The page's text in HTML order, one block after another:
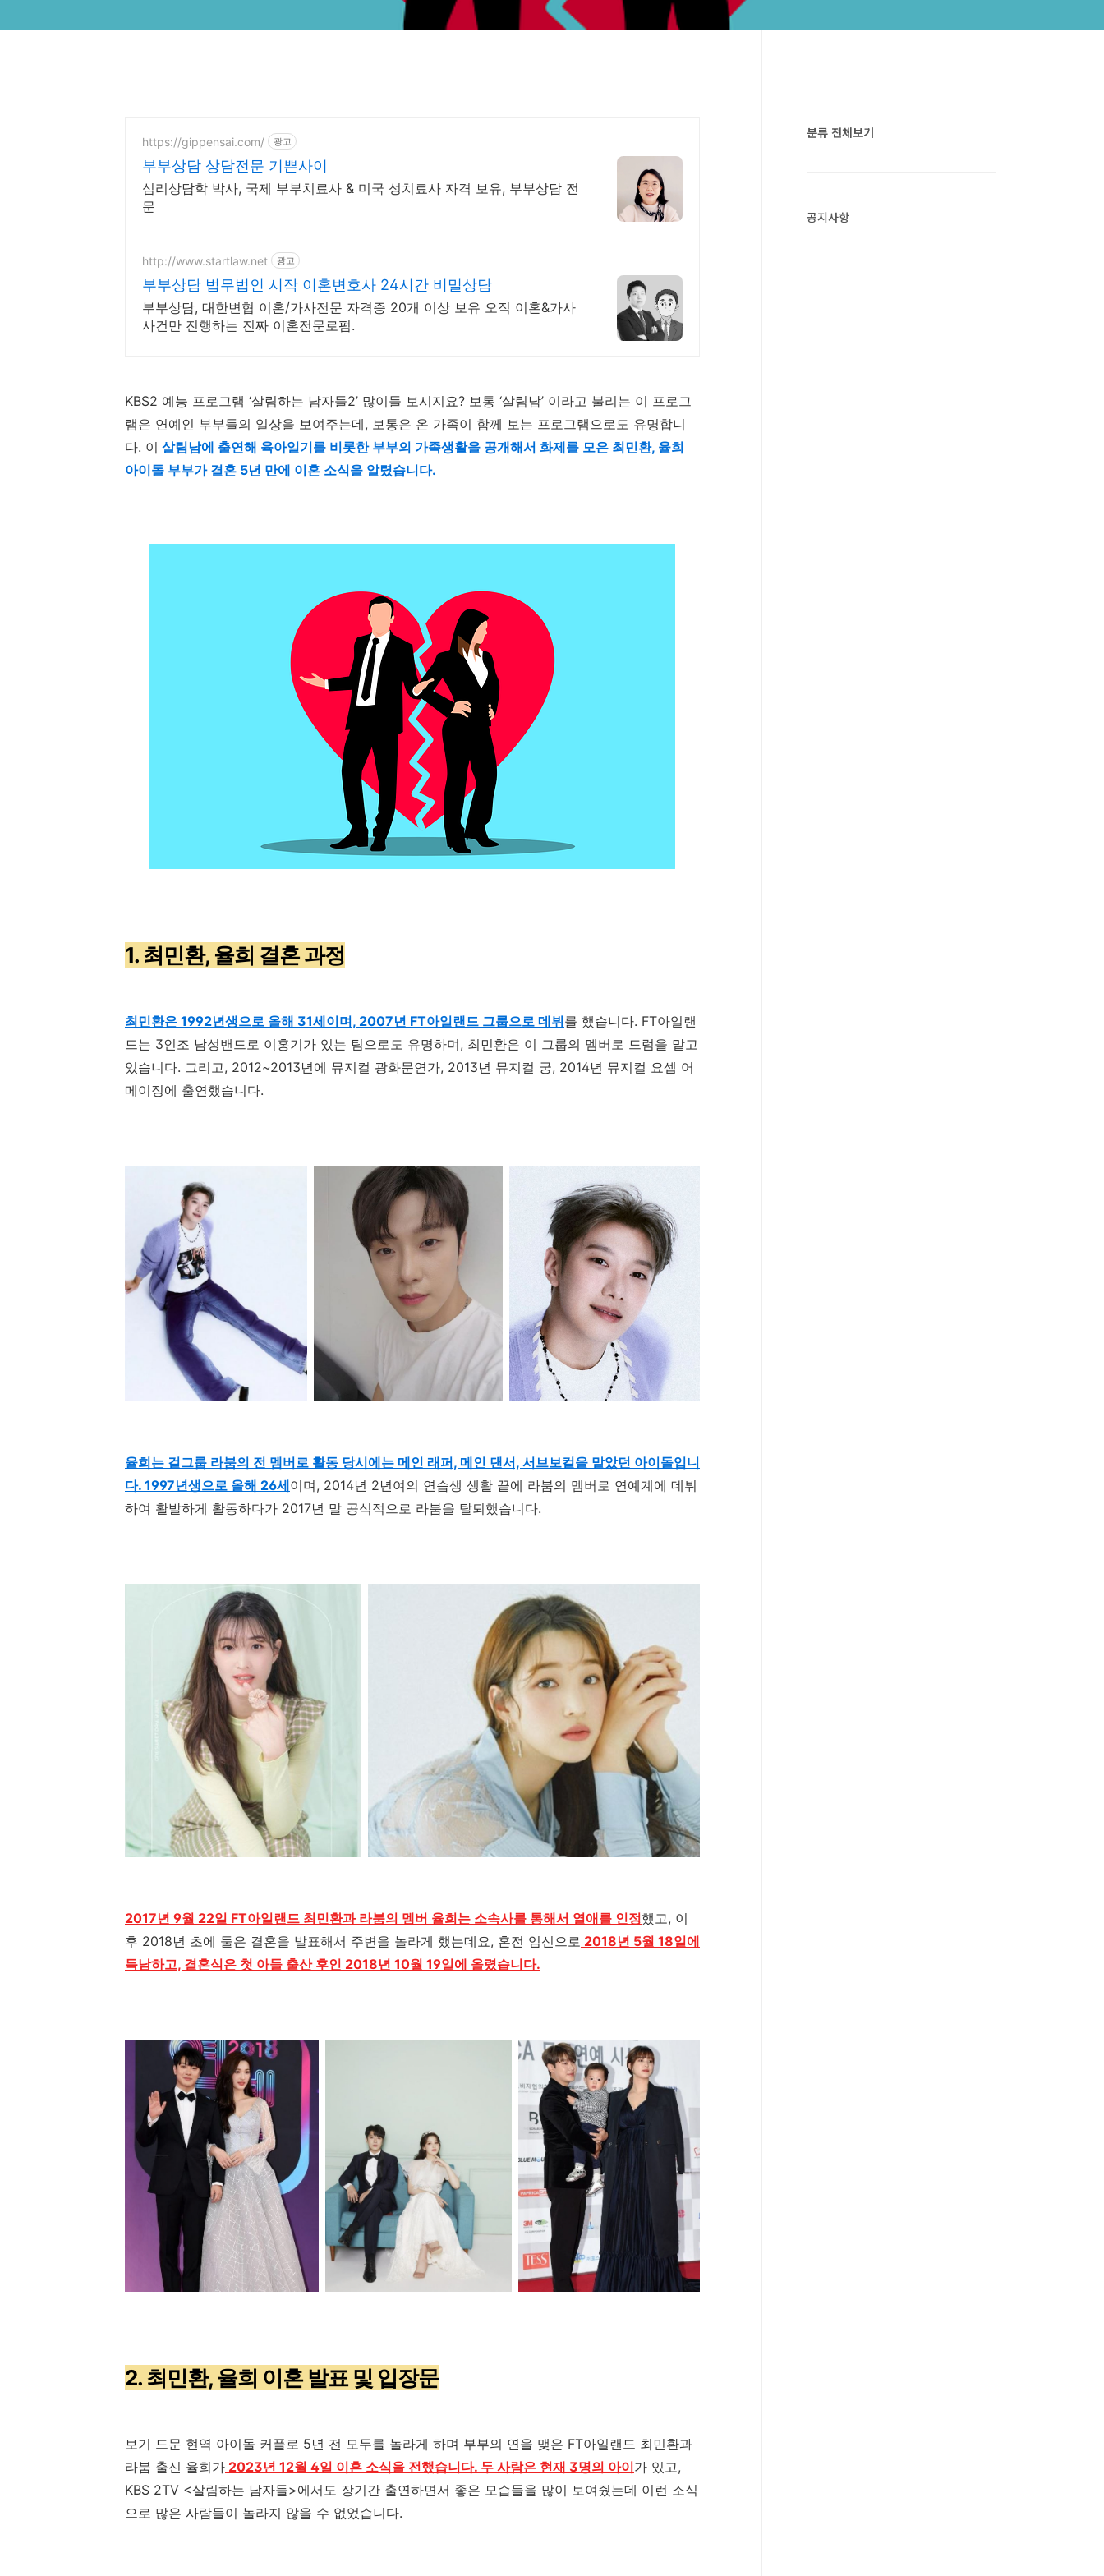
https://gippensai.com/ 광고
부부상담 상담전문 기쁜사이
심리상담학 박사, 국제 부부치료사 & 미국 성치료사 자격 보유, 부부상담 전
문
http://www.startlaw.net 광고
부부상담 법무법인 시작 이혼변호사 24시간 비밀상담
부부상담, 대한변협 이혼/가사전문 자격증 20개 이상 보유 오직 이혼&가사
사건만 진행하는 진짜 이혼전문로펌.
KBS2 예능 프로그램 ‘살림하는 남자들2’ 많이들 보시지요? 보통 ‘살림남’ 이라고 불리는 이 프로그
램은 연예인 부부들의 일상을 보여주는데, 보통은 온 가족이 함께 보는 프로그램으로도 유명합니
다. 이 살림남에 출연해 육아일기를 비롯한 부부의 가족생활을 공개해서 화제를 모은 최민환, 율희
아이돌 부부가 결혼 5년 만에 이혼 소식을 알렸습니다.
1. 최민환, 율희 결혼 과정
최민환은 1992년생으로 올해 31세이며, 2007년 FT아일랜드 그룹으로 데뷔를 했습니다. FT아일랜
드는 3인조 남성밴드로 이홍기가 있는 팀으로도 유명하며, 최민환은 이 그룹의 멤버로 드럼을 맡고
있습니다. 그리고, 2012~2013년에 뮤지컬 광화문연가, 2013년 뮤지컬 궁, 2014년 뮤지컬 요셉 어
메이징에 출연했습니다.
율희는 걸그룹 라붐의 전 멤버로 활동 당시에는 메인 래퍼, 메인 댄서, 서브보컬을 맡았던 아이돌입니
다. 1997년생으로 올해 26세이며, 2014년 2년여의 연습생 생활 끝에 라붐의 멤버로 연예계에 데뷔
하여 활발하게 활동하다가 2017년 말 공식적으로 라붐을 탈퇴했습니다.
2017년 9월 22일 FT아일랜드 최민환과 라붐의 멤버 율희는 소속사를 통해서 열애를 인정했고, 이
후 2018년 초에 둘은 결혼을 발표해서 주변을 놀라게 했는데요, 혼전 임신으로 2018년 5월 18일에
득남하고, 결혼식은 첫 아들 출산 후인 2018년 10월 19일에 올렸습니다.
2. 최민환, 율희 이혼 발표 및 입장문
보기 드문 현역 아이돌 커플로 5년 전 모두를 놀라게 하며 부부의 연을 맺은 FT아일랜드 최민환과
라붐 출신 율희가 2023년 12월 4일 이혼 소식을 전했습니다. 두 사람은 현재 3명의 아이가 있고,
KBS 2TV <살림하는 남자들>에서도 장기간 출연하면서 좋은 모습들을 많이 보여줬는데 이런 소식
으로 많은 사람들이 놀라지 않을 수 없었습니다.
분류 전체보기
공지사항